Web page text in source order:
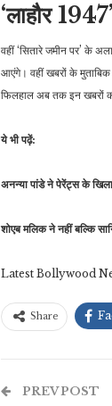
‘लाहौर
वहीं ‘सितारे जमीन पर’ के
आएंगे। वहीं खबरों के मुताबिक
फिलहाल अब तक इन खबरों
ये भी पढ़ें:
अनन्या पांडे ने पेरेंट्स के
शोएब मलिक ने नहीं बल्कि
Latest Bollywood
Share
PREV POST